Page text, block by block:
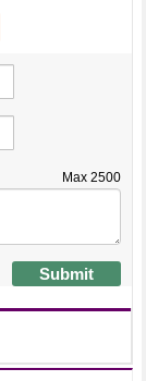
Max 2500
Submit